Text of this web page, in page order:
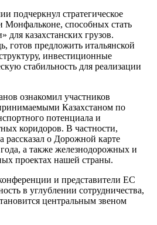
подчеркнул стратегическое
Монфальконе, способных стать
для казахстанских грузов.
готов предложить итальянской
инвестиционные
стабильность для реализации
ознакомил участников
Казахстаном по
потенциала и
коридоров. В частности,
рассказал о Дорожной карте
а также железнодорожных и
проектах нашей страны.
и представители ЕС
в углублении сотрудничества,
центральным звеном